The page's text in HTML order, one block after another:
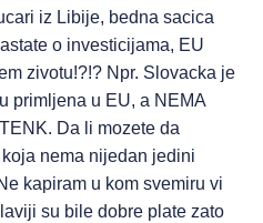
iz Libije, bedna sacica
o investicijama, EU
zivotu!?!? Npr. Slovacka je
primljena u EU, a NEMA
Da li mozete da
nema nijedan jedini
kapiram u kom svemiru vi
su bile dobre plate zato